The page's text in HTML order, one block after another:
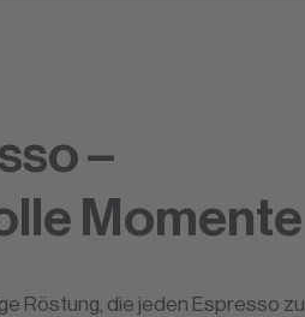
–
Momente
Röstung, die jeden Espresso zu